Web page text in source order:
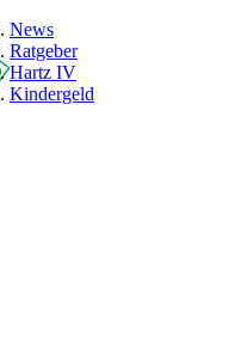
News
Ratgeber
Hartz IV
Kindergeld